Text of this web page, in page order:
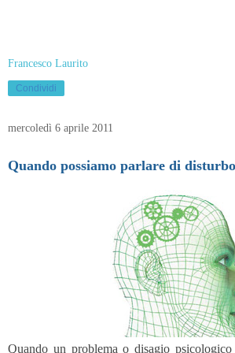
Francesco Laurito
Condividi
mercoledì 6 aprile 2011
Quando possiamo parlare di
Quando un problema o disagio